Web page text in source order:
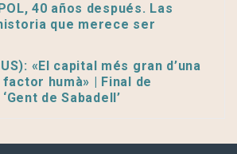
40 años después. Las
que merece ser
«El capital més gran d’una
humà» | Final de
de Sabadell’